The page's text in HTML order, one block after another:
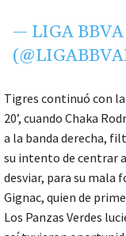
— LIGA
Tigres continuó con
20’, cuando Chaka
a la banda derecha,
su intento de centrar
desviar, para su mala
Gignac, quien de
Los Panzas Verdes